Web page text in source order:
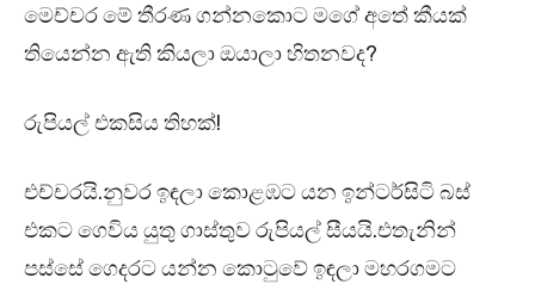
මෙච්චර මේ තීරණ ගන්නකොට මගේ අතේ කීයක්
තියෙන්න ඇති කියලා ඔයාලා හිතනවද?
රුපියල් එකසිය තිහක්!
එච්චරයි.නුවර ඉඳලා කොළඹට යන ඉන්ටර්සිටි බස්
එකට ගෙවිය යුතු ගාස්තුව රුපියල් සීයයි.එතැනින්
පස්සේ ගෙදරට යන්න කොටුවේ ඉඳලා මහරගමට